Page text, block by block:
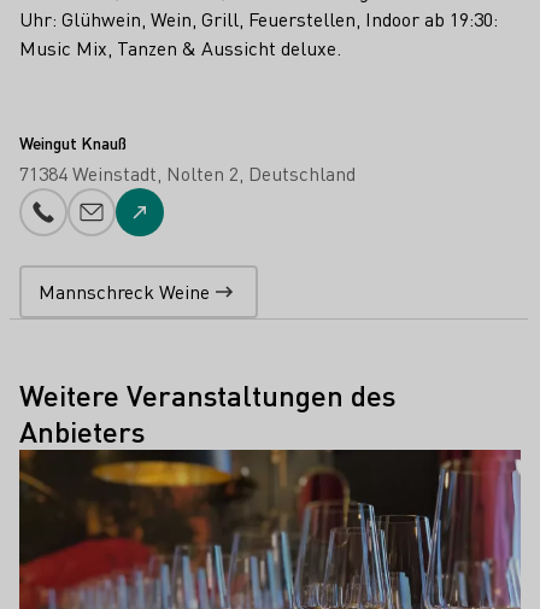
Uhr: Glühwein, Wein, Grill, Feuerstellen, Indoor ab 19:30:
Music Mix, Tanzen & Aussicht deluxe.
Weingut Knauß
71384 Weinstadt Nolten 2 Deutschland
Telefonnummer
E-Mail-Adresse
Zur Website
Mannschreck Weine
Weitere Veranstaltungen des
Anbieters
Mehr erfahren